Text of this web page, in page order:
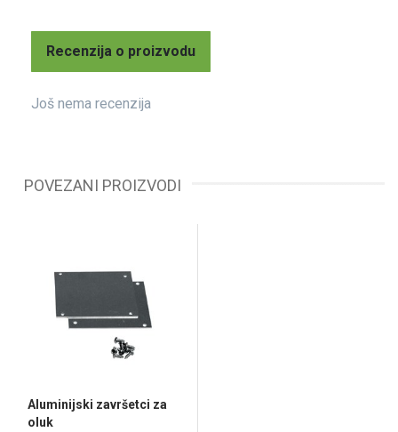
Recenzija o proizvodu
Još nema recenzija
POVEZANI PROIZVODI
Aluminijski završetci za
oluk